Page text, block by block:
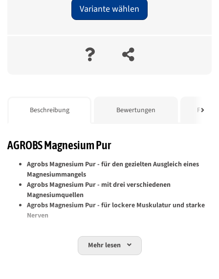
Variante wählen
Beschreibung
Bewertungen Frage
AGROBS Magnesium Pur
Agrobs Magnesium Pur - für den gezielten Ausgleich eines
Magnesiummangels
Agrobs Magnesium Pur - mit drei verschiedenen
Magnesiumquellen
Agrobs Magnesium Pur - für lockere Muskulatur und starke
Nerven
Magnesium ist ein essentielles Mineral, das zahlreiche physiologische
Prozesse im Pferdekörper unterstützt. Es spielt eine wichtige Rolle im
Muskelstoffwechsel, trägt zur Entspannung nach körperlicher
Mehr lesen